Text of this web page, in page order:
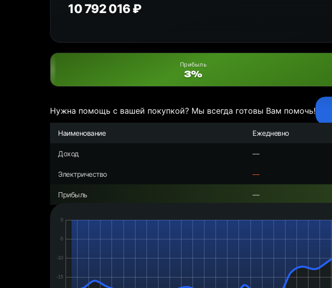
10 792 016 ₽
Прибыль
3%
Нужна помощь с вашей покупкой? Мы всегда готовы Вам помочь!
Наименование Ежедневно
Доход —
Электричество —
Прибыль —
Дата:
прибыль/
₽